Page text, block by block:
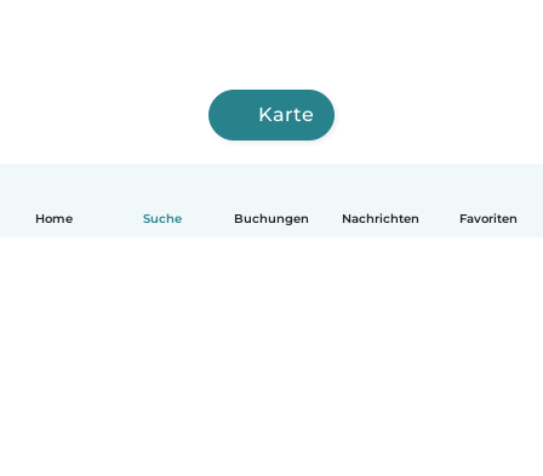
Home Suche Buchungen Nachrichten Favoriten
Karte